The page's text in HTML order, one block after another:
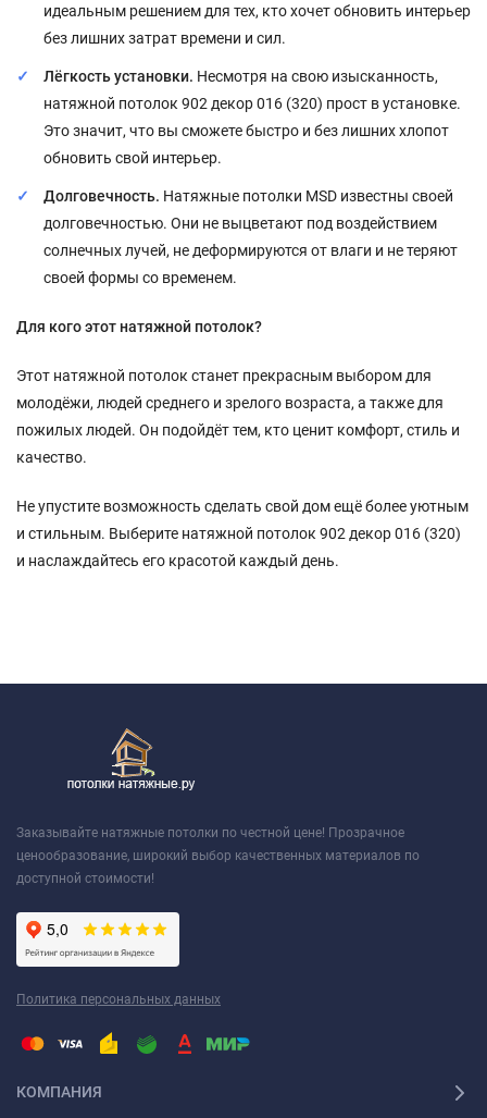
идеальным решением для тех, кто хочет обновить интерьер
без лишних затрат времени и сил.
Лёгкость установки. Несмотря на свою изысканность,
натяжной потолок 902 декор 016 (320) прост в установке.
Это значит, что вы сможете быстро и без лишних хлопот
обновить свой интерьер.
Долговечность. Натяжные потолки MSD известны своей
долговечностью. Они не выцветают под воздействием
солнечных лучей, не деформируются от влаги и не теряют
своей формы со временем.
Для кого этот натяжной потолок?
Этот натяжной потолок станет прекрасным выбором для
молодёжи, людей среднего и зрелого возраста, а также для
пожилых людей. Он подойдёт тем, кто ценит комфорт, стиль и
качество.
Не упустите возможность сделать свой дом ещё более уютным
и стильным. Выберите натяжной потолок 902 декор 016 (320)
и наслаждайтесь его красотой каждый день.
Заказывайте натяжные потолки по честной цене! Прозрачное
ценообразование, широкий выбор качественных материалов по
доступной стоимости!
Политика персональных данных
КОМПАНИЯ